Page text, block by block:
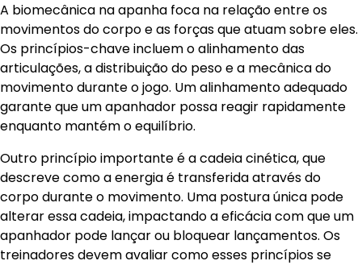
A biomecânica na apanha foca na relação entre os
movimentos do corpo e as forças que atuam sobre eles.
Os princípios-chave incluem o alinhamento das
articulações, a distribuição do peso e a mecânica do
movimento durante o jogo. Um alinhamento adequado
garante que um apanhador possa reagir rapidamente
enquanto mantém o equilíbrio.
Outro princípio importante é a cadeia cinética, que
descreve como a energia é transferida através do
corpo durante o movimento. Uma postura única pode
alterar essa cadeia, impactando a eficácia com que um
apanhador pode lançar ou bloquear lançamentos. Os
treinadores devem avaliar como esses princípios se